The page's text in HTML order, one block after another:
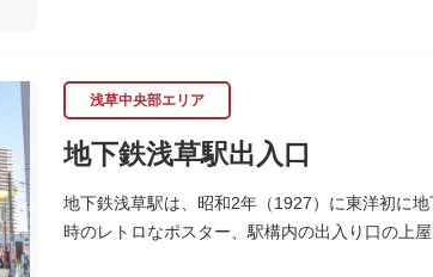
浅草中央部エリア
地下鉄浅草駅出入口
地下鉄浅草駅は、昭和2年（1927）に東洋初に
時のレトロなポスター、駅構内の出入り口の上